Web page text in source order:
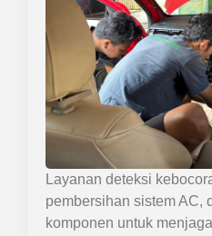
Layanan deteksi
pembersihan sistem AC,
komponen untuk